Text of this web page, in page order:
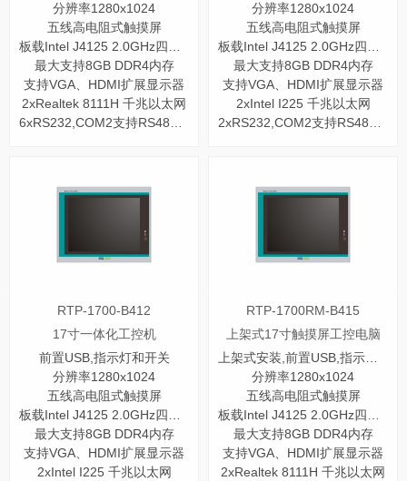
分辨率1280x1024
五线高电阻式触摸屏
板载Intel J4125 2.0GHz四核处理器
最大支持8GB DDR4内存
支持VGA、HDMI扩展显示器
2xRealtek 8111H 千兆以太网
6xRS232,COM2支持RS485/422
分辨率1280x1024
五线高电阻式触摸屏
板载Intel J4125 2.0GHz四核处理器
最大支持8GB DDR4内存
支持VGA、HDMI扩展显示器
2xIntel I225 千兆以太网
2xRS232,COM2支持RS485/422
RTP-1700-B412
17寸一体化工控机
前置USB,指示灯和开关
分辨率1280x1024
五线高电阻式触摸屏
板载Intel J4125 2.0GHz四核处理器
最大支持8GB DDR4内存
支持VGA、HDMI扩展显示器
2xIntel I225 千兆以太网
RTP-1700RM-B415
上架式17寸触摸屏工控电脑
分辨率1280x1024
五线高电阻式触摸屏
板载Intel J4125 2.0GHz四核处理器
最大支持8GB DDR4内存
支持VGA、HDMI扩展显示器
2xRealtek 8111H 千兆以太网